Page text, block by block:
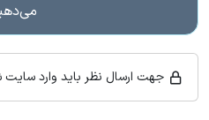
جهت ارسال نظر باید وارد سایت